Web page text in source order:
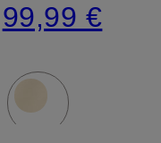
99,99 €